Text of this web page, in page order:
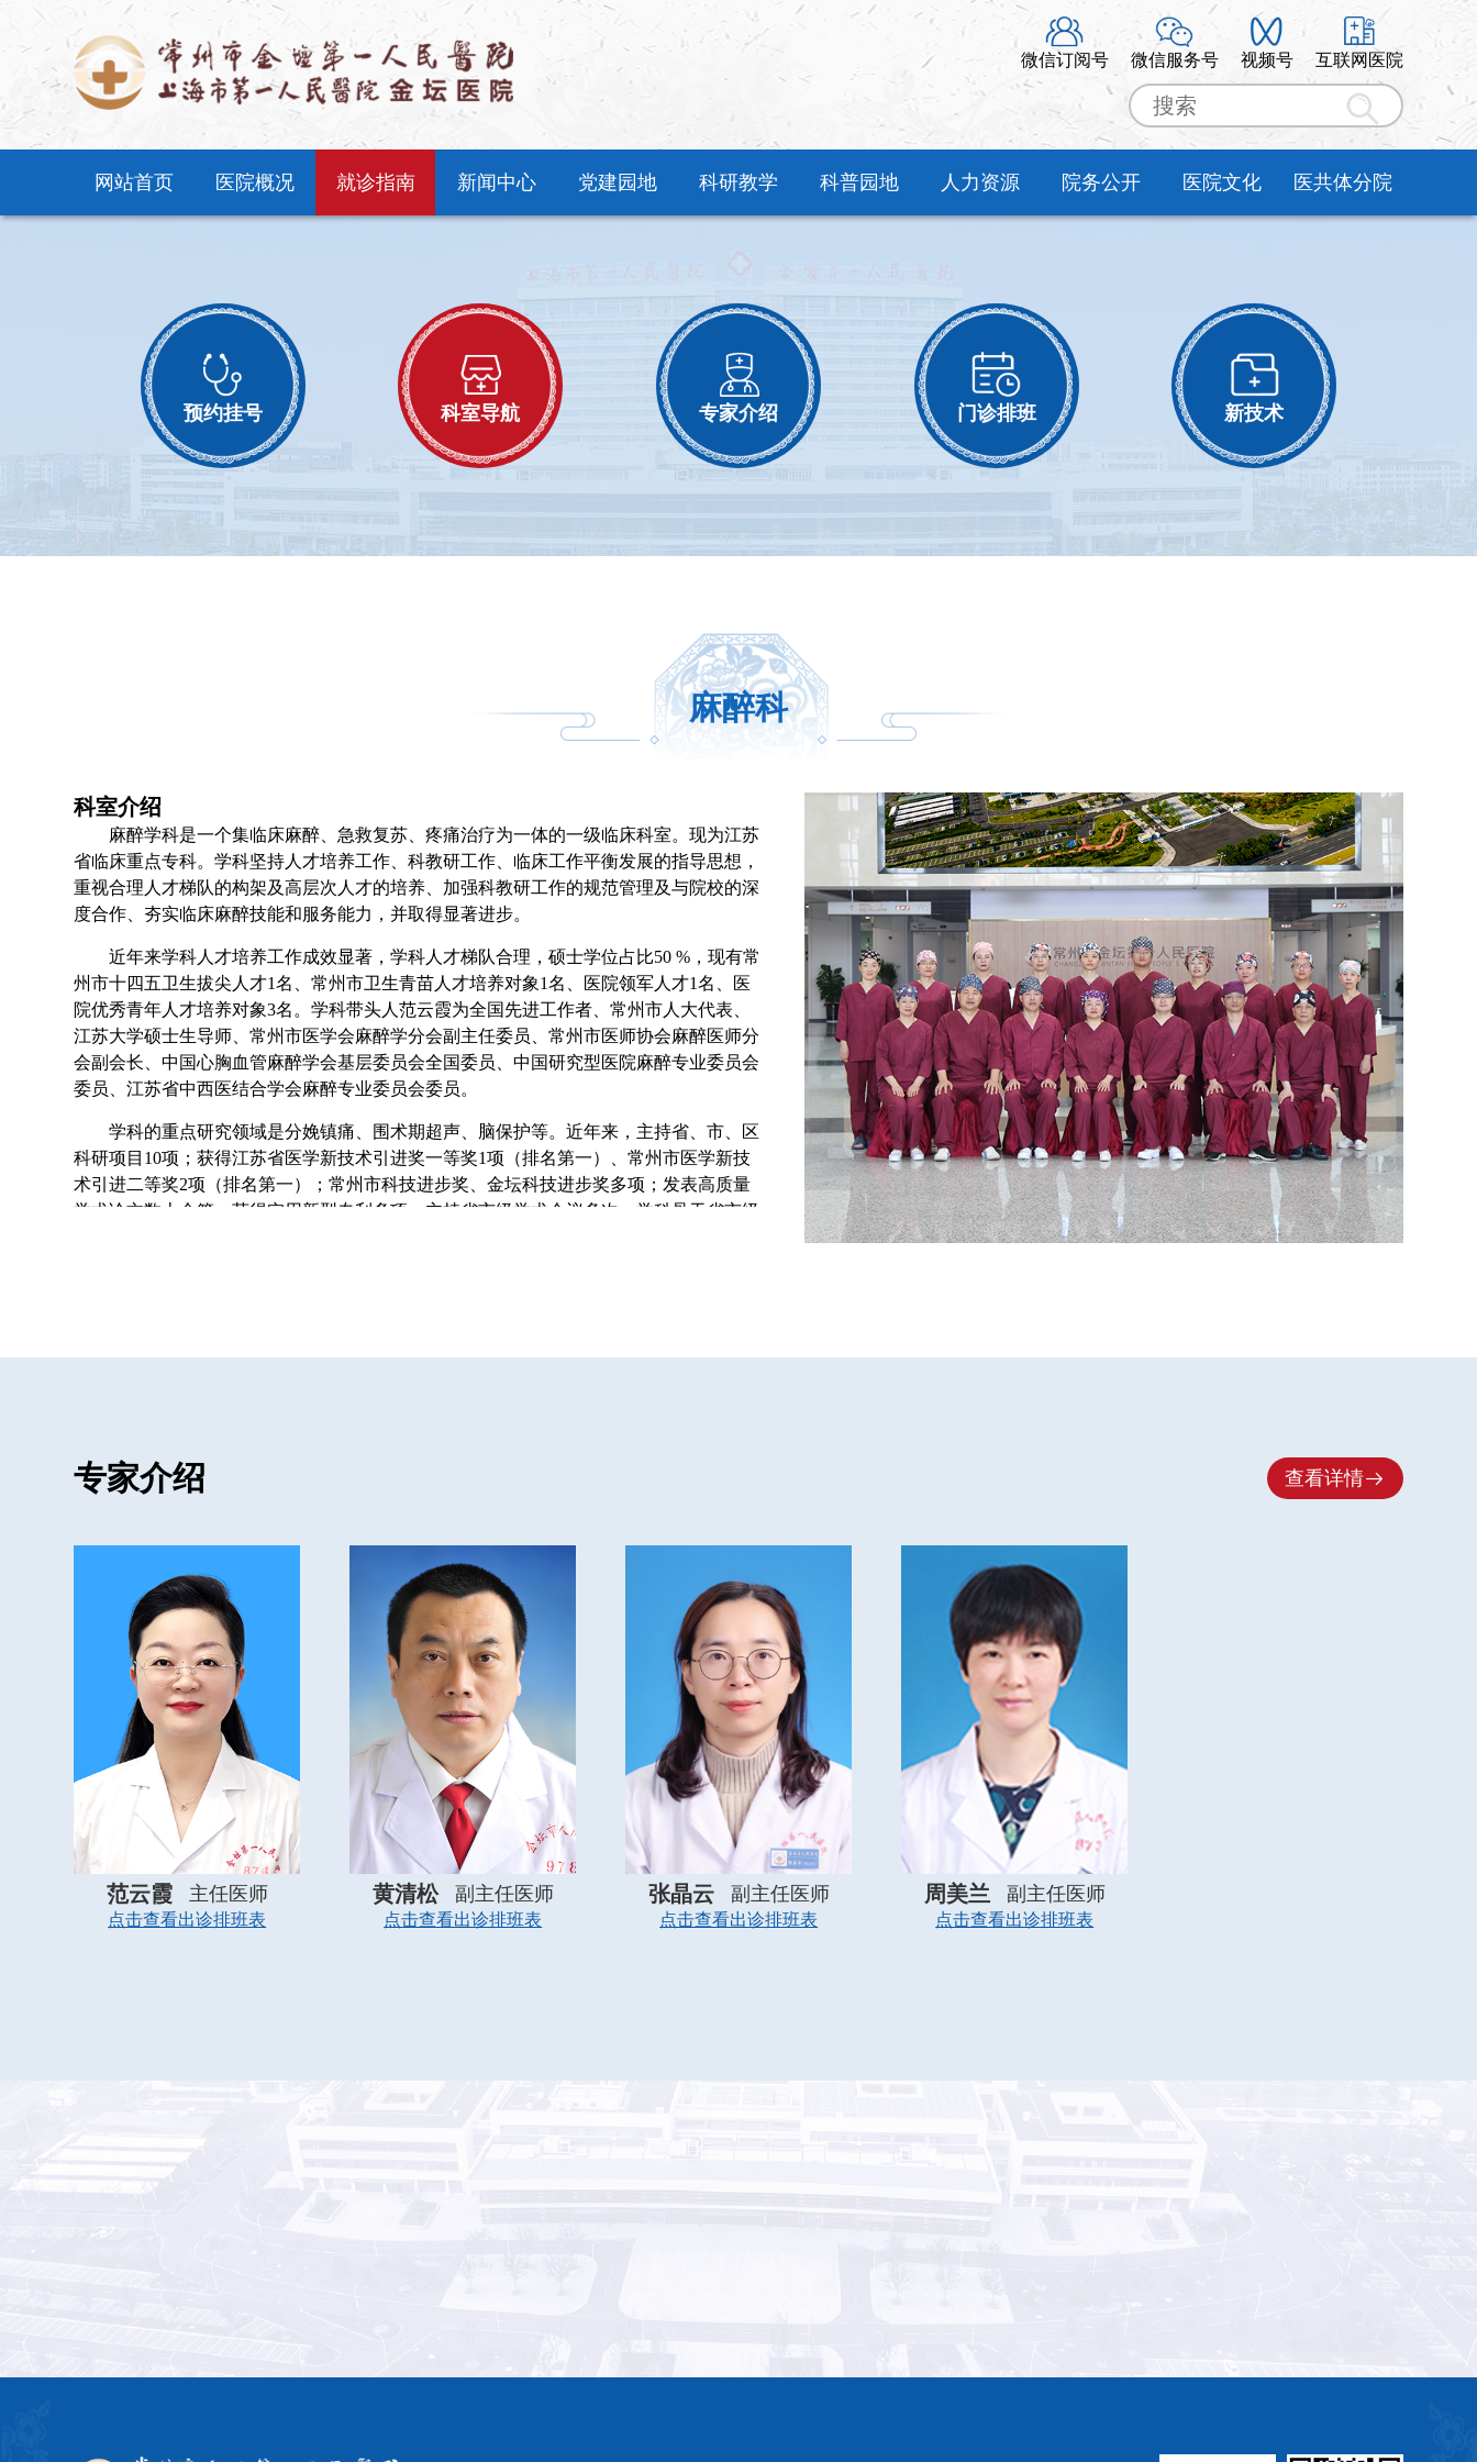
微信订阅号 微信服务号 视频号 互联网医院
网站首页 医院概况 就诊指南 新闻中心 党建园地 科研教学 科普园地 人力资源 院务公开 医院文化 医共体分院
预约挂号 科室导航 专家介绍 门诊排班 新技术
麻醉科
科室介绍
麻醉学科是一个集临床麻醉、急救复苏、疼痛治疗为一体的一级临床科室。现为江苏
省临床重点专科。学科坚持人才培养工作、科教研工作、临床工作平衡发展的指导思想，
重视合理人才梯队的构架及高层次人才的培养、加强科教研工作的规范管理及与院校的深
度合作、夯实临床麻醉技能和服务能力，并取得显著进步。
近年来学科人才培养工作成效显著，学科人才梯队合理，硕士学位占比50 %，现有常
州市十四五卫生拔尖人才1名、常州市卫生青苗人才培养对象1名、医院领军人才1名、医
院优秀青年人才培养对象3名。学科带头人范云霞为全国先进工作者、常州市人大代表、
江苏大学硕士生导师、常州市医学会麻醉学分会副主任委员、常州市医师协会麻醉医师分
会副会长、中国心胸血管麻醉学会基层委员会全国委员、中国研究型医院麻醉专业委员会
委员、江苏省中西医结合学会麻醉专业委员会委员。
学科的重点研究领域是分娩镇痛、围术期超声、脑保护等。近年来，主持省、市、区
科研项目10项；获得江苏省医学新技术引进奖一等奖1项（排名第一）、常州市医学新技
术引进二等奖2项（排名第一）；常州市科技进步奖、金坛科技进步奖多项；发表高质量
学术论文数十余篇；获得实用新型专利多项；主持省市级学术会议多次、学科骨干省市级
术后镇痛、无痛胃肠镜、无痛人流、分娩镇痛、呼气末二氧化碳监测、呼吸力学监测、血
Avance CS2 pro麻醉工作站、呼吸机（含有创通气、无创通气模式）、温毯机、冰毯机、
SCP1、输血输液加温仪、喉罩、视频喉镜、血流动力学监测系统等。
麻醉科住院医师规范化培训率达100%，继续医学教育覆盖率达100%。学科特别注重
心胸手术麻醉技术、小儿麻醉技术及超声技术的学习和引进。学科骨干获得四川大学华西
医院“术中经食道超声心动图监测高级研修班”结业证书。按照江苏省麻醉科管理要求规范
设置和管理麻醉恢复室，恢复室床位数和开放手术间比例合理，人员结构合理。学科规范
管理各专科手术麻醉，对小儿患者、高龄患者、危重疑难患者有较强的围术期处理能力。
科室同时注重麻醉安全、麻醉质量管理、人文麻醉，得到了患者以及手术科室同行极高的
满意度。
麻醉学科是一个进取、团结的集体，也是金坛卫生系统唯一的省级青年文明号。近年
来，学科相继获得“金坛巾帼示范岗”、“三八红旗集体”、“科教人才工作先进集体”、“学习
型科室”、“优质服务先进科室”、“巾帼文明示范岗”、“全面管理先进科室”、常州市总工
会“微视频大赛一等奖”、“常州市信赖职工小家”、“工人先锋号”等荣誉。2023年由学科带
头人范云霞领衔的劳模创新工作室成功创建为市级劳模创新工作室。
专家介绍 查看详情
范云霞 主任医师
点击查看出诊排班表
黄清松 副主任医师
点击查看出诊排班表
张晶云 副主任医师
点击查看出诊排班表
周美兰 副主任医师
点击查看出诊排班表